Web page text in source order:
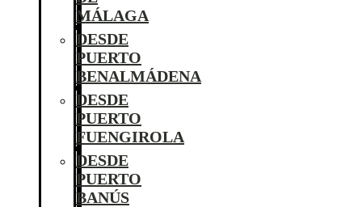
MÁLAGA
DESDE
PUERTO
BENALMÁDENA
DESDE
PUERTO
FUENGIROLA
DESDE
PUERTO
BANÚS